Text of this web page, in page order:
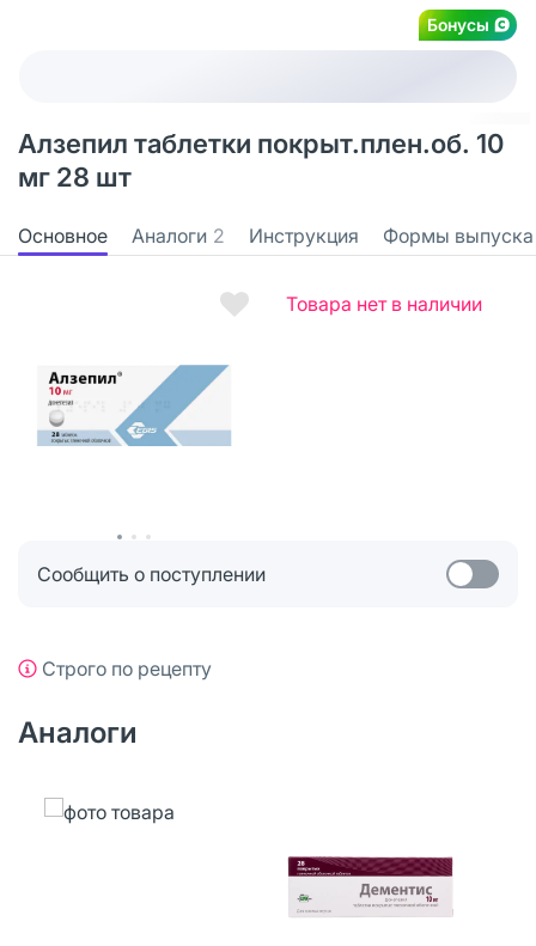
Бонусы
Алзепил таблетки покрыт.плен.об. 10
мг 28 шт
Основное Аналоги 2 Инструкция Формы выпуска
Товара нет в наличии
Сообщить о поступлении
Строго по рецепту
Аналоги